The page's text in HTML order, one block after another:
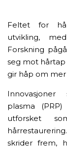
Feltet for
utvikling,
Forskning
seg mot
gir håp om
Innovasjoner
plasma
utforsket
skrider frem,